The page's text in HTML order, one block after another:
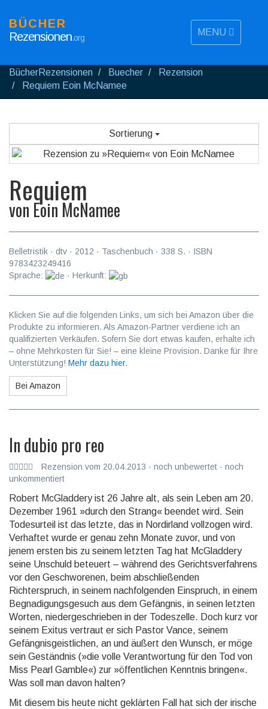
MENU
BÜCHER
Rezensionen.org
BücherRezensionen Buecher
Rezension
Requiem Eoin McNamee
Sortierung
Requiem
von Eoin McNamee
Belletristik · dtv · 2012 · Taschenbuch · 338 S. · ISBN
9783423249416
Sprache:
· Herkunft:
Klicken Sie auf die folgenden Links, um sich bei Amazon über die
Produkte zu informieren. Als Amazon-Partner verdiene ich an
qualifizierten Verkäufen. Sofern Sie dort etwas kaufen, erhalte ich
– ohne Mehrkosten für Sie! – eine kleine Provision. Danke für Ihre
Unterstützung! Mehr dazu hier.
Bei Amazon
In dubio pro reo
Rezension vom 20.04.2013 · noch unbewertet · noch
unkommentiert
Robert McGladdery ist 26 Jahre alt, als sein Leben am 20.
Dezember 1961 »durch den Strang« beendet wird. Sein
Todesurteil ist das letzte, das in Nord­irland vollzogen wird.
Verhaftet wurde er genau zehn Mo­nate zuvor, und von
jenem ersten bis zu seinem letzten Tag hat McGladdery
seine Unschuld beteuert – während des Ge­richts­ver­fah­rens
vor den Ge­schwo­re­nen, beim abschließenden
Richterspruch, in seinem nachfolgenden Ein­spruch, in einem
Be­gnadi­gungs­gesuch aus dem Gefängnis, in seinen letzten
Worten, niedergeschrieben in der Todeszelle. Doch kurz vor
seinem Exitus vertraut er sich Pastor Vance, seinem
Gefängnisgeistlichen, an und äußert den Wunsch, er möge
sein Geständnis (»die volle Verantwortung für den Tod von
Miss Pearl Gamble«) zur »öffentlichen Kenntnis bringen«.
Was soll man davon halten?
Mit diesem bis heute nicht geklärten Fall hat sich der irische